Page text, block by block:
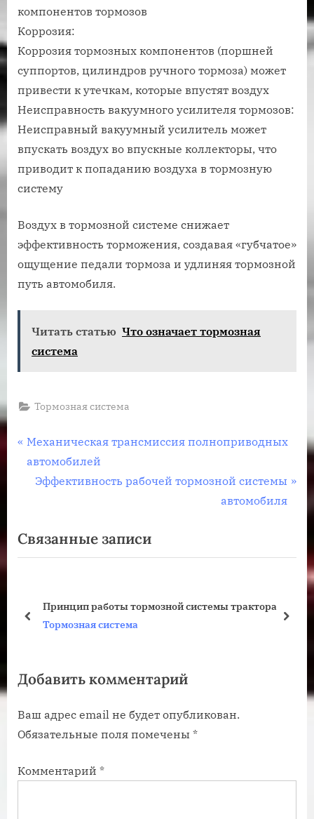
компонентов тормозов
Коррозия:
Коррозия тормозных компонентов (поршней
суппортов, цилиндров ручного тормоза) может
привести к утечкам, которые впустят воздух
Неисправность вакуумного усилителя тормозов:
Неисправный вакуумный усилитель может
впускать воздух во впускные коллекторы, что
приводит к попаданию воздуха в тормозную
систему
Воздух в тормозной системе снижает
эффективность торможения, создавая «губчатое»
ощущение педали тормоза и удлиняя тормозной
путь автомобиля.
Читать статью Что означает тормозная
система
Тормозная система
Навигация
по
П
р
д
у
я
п
с
ь
Механическая трансмиссия полноприводных
автомобилей
С
д
у
а
и
с
:
Эффективность рабочей тормозной системы
автомобиля
Связанные записи
Принцип работы тормозной системы трактора
Тормозная система
пред
Добавить комментарий
Ваш адрес email не будет опубликован.
Обязательные поля помечены *
Комментарий *